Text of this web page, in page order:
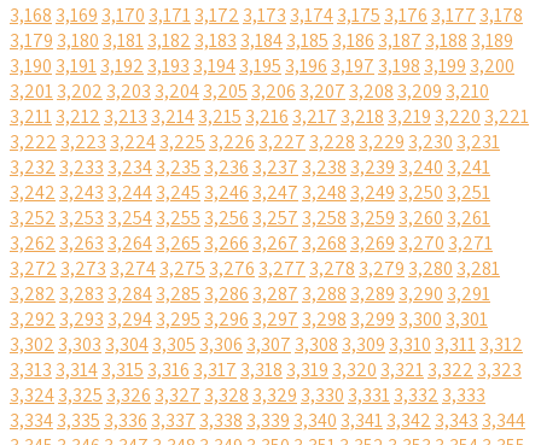
3,168 3,169 3,170 3,1713,172 3,173 3,1743,175 3,176 3,177 3,178
3,179 3,180 3,1813,182 3,183 3,1843,185 3,186 3,187 3,188 3,189
3,190 3,1913,192 3,193 3,1943,195 3,196 3,197 3,198 3,199 3,200
3,2013,202 3,203 3,2043,205 3,206 3,207 3,208 3,209 3,210
3,2113,212 3,213 3,2143,215 3,216 3,217 3,218 3,219 3,220 3,221
3,222 3,223 3,2243,225 3,226 3,227 3,228 3,229 3,230 3,231
3,232 3,233 3,2343,235 3,236 3,237 3,238 3,239 3,240 3,241
3,242 3,243 3,2443,245 3,246 3,247 3,248 3,249 3,250 3,251
3,252 3,253 3,2543,255 3,256 3,257 3,258 3,259 3,260 3,261
3,262 3,263 3,2643,265 3,266 3,267 3,268 3,269 3,270 3,271
3,272 3,273 3,2743,275 3,276 3,277 3,278 3,279 3,280 3,281
3,282 3,283 3,2843,285 3,286 3,287 3,288 3,289 3,290 3,291
3,292 3,293 3,2943,295 3,296 3,297 3,298 3,299 3,300 3,301
3,302 3,303 3,3043,305 3,306 3,307 3,308 3,309 3,310 3,3113,312
3,313 3,3143,315 3,316 3,317 3,318 3,319 3,320 3,3213,322 3,323
3,3243,325 3,326 3,327 3,328 3,329 3,330 3,3313,332 3,333
3,3343,335 3,336 3,337 3,338 3,339 3,340 3,3413,342 3,343 3,344